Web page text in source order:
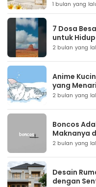
1 bulan yang
7 Dosa
untuk
2 bulan yang
Anime
yang
2 bulan yang
Boncos
Maknanya
2 bulan yang
Desain
dengan